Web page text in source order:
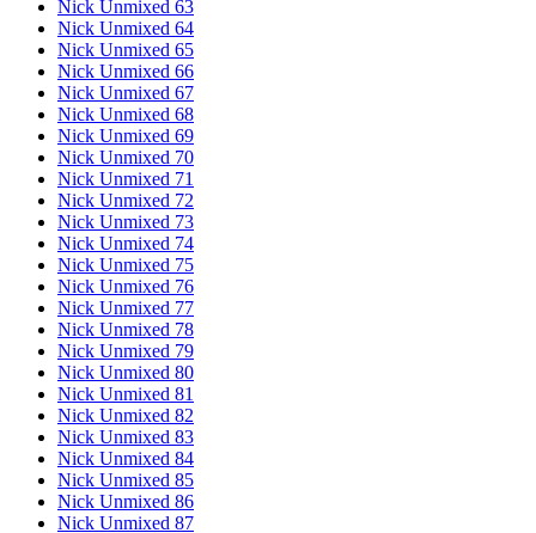
Nick Unmixed 63
Nick Unmixed 64
Nick Unmixed 65
Nick Unmixed 66
Nick Unmixed 67
Nick Unmixed 68
Nick Unmixed 69
Nick Unmixed 70
Nick Unmixed 71
Nick Unmixed 72
Nick Unmixed 73
Nick Unmixed 74
Nick Unmixed 75
Nick Unmixed 76
Nick Unmixed 77
Nick Unmixed 78
Nick Unmixed 79
Nick Unmixed 80
Nick Unmixed 81
Nick Unmixed 82
Nick Unmixed 83
Nick Unmixed 84
Nick Unmixed 85
Nick Unmixed 86
Nick Unmixed 87